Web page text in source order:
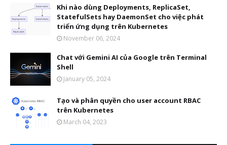
Khi nào dùng Deployments, ReplicaSet,
StatefulSets hay DaemonSet cho việc phát
triển ứng dụng trên Kubernetes
November 06, 2024
Chat với Gemini AI của Google trên Terminal
Shell
January 05, 2024
Tạo và phân quyền cho user account RBAC
trên Kubernetes
March 04, 2023